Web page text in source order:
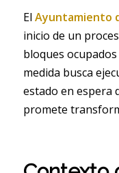
ElAyuntamiento
inicio de un
bloques
medida busca
estado en espera
promete